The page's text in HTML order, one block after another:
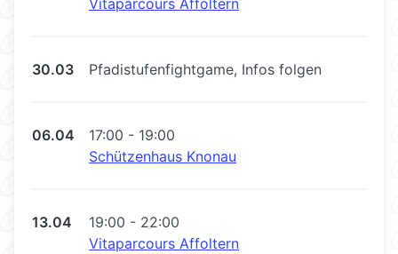
Vitaparcours Affoltern
30.03 Pfadistufenfightgame, Infos folgen
06.04
17:00 - 19:00
Schützenhaus Knonau
13.04
19:00 - 22:00
Vitaparcours Affoltern